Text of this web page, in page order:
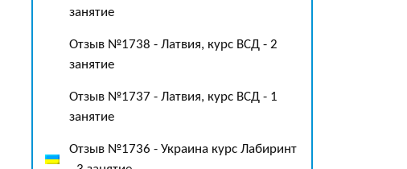
занятие
Отзыв №1738 - Латвия, курс ВСД - 2
занятие
Отзыв №1737 - Латвия, курс ВСД - 1
занятие
Отзыв №1736 - Украина курс Лабиринт